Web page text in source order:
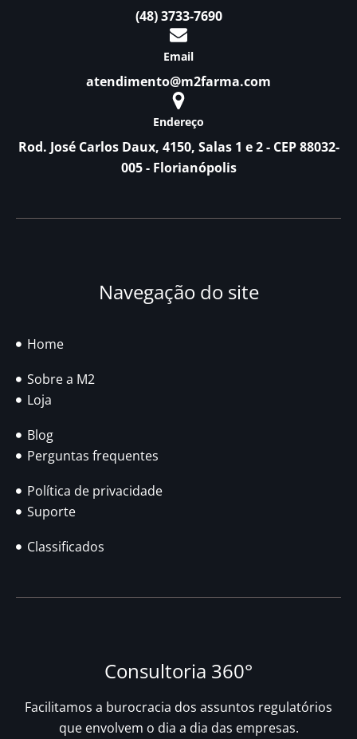
(48) 3733-7690
Email
atendimento@m2farma.com
Endereço
Rod. José Carlos Daux, 4150, Salas 1 e 2 - CEP 88032-
005 - Florianópolis
Navegação do site
Home
Sobre a M2
Loja
Blog
Perguntas frequentes
Política de privacidade
Suporte
Classificados
Consultoria 360°
Facilitamos a burocracia dos assuntos regulatórios
que envolvem o dia a dia das empresas.